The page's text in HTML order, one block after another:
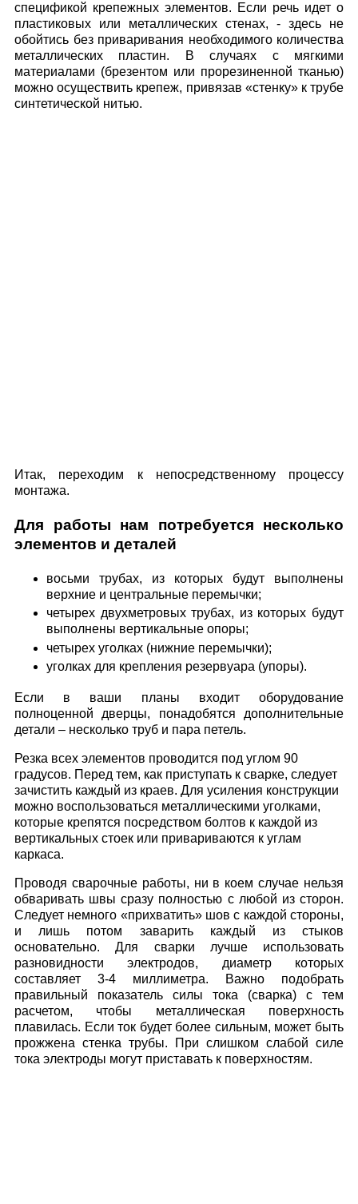
спецификой крепежных элементов. Если речь идет о
пластиковых или металлических стенах, - здесь не
обойтись без приваривания необходимого количества
металлических пластин. В случаях с мягкими
материалами (брезентом или прорезиненной тканью)
можно осуществить крепеж, привязав «стенку» к трубе
синтетической нитью.
Итак, переходим к непосредственному процессу
монтажа.
Для работы нам потребуется несколько
элементов и деталей
восьми трубах, из которых будут выполнены
верхние и центральные перемычки;
четырех двухметровых трубах, из которых будут
выполнены вертикальные опоры;
четырех уголках (нижние перемычки);
уголках для крепления резервуара (упоры).
Если в ваши планы входит оборудование
полноценной дверцы, понадобятся дополнительные
детали – несколько труб и пара петель.
Резка всех элементов проводится под углом 90
градусов. Перед тем, как приступать к сварке, следует
зачистить каждый из краев. Для усиления конструкции
можно воспользоваться металлическими уголками,
которые крепятся посредством болтов к каждой из
вертикальных стоек или привариваются к углам
каркаса.
Проводя сварочные работы, ни в коем случае нельзя
обваривать швы сразу полностью с любой из сторон.
Следует немного «прихватить» шов с каждой стороны,
и лишь потом заварить каждый из стыков
основательно. Для сварки лучше использовать
разновидности электродов, диаметр которых
составляет 3-4 миллиметра. Важно подобрать
правильный показатель силы тока (сварка) с тем
расчетом, чтобы металлическая поверхность
плавилась. Если ток будет более сильным, может быть
прожжена стенка трубы. При слишком слабой силе
тока электроды могут приставать к поверхностям.